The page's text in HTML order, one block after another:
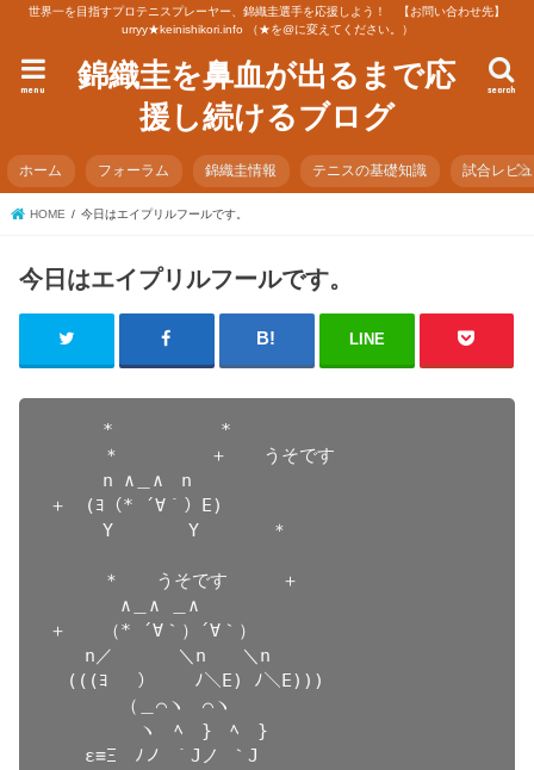
世界一を目指すプロテニスプレーヤー、錦織圭選手を応援しよう！ 【お問い合わせ先】
urryy★keinishikori.info （★を@に変えてください。）
錦織圭を鼻血が出るまで応
援し続けるブログ
search
menu
ホーム フォーラム 錦織圭情報 テニスの基礎知識 試合レビ
HOME 今日はエイプリルフールです。
今日はエイプリルフールです。
LINE
*　　　　　　*
＊　　　　　＋　　うそです
n ∧＿∧　n
＋　(ﾖ（* ´∀｀）E)
Y 　　　 Y　　　　＊
＊　　うそです　　　＋
∧＿∧ ＿∧
＋　　（* ´∀｀）´∀｀）
n／　　 　＼n　　＼n
(((ﾖ 　） 　 ﾉ＼E) ﾉ＼E)))
（＿⌒ヽ　⌒ヽ
ヽ　ﾍ　}　ﾍ　}
ε≡Ξ　ﾉノ ｀Jノ ｀J